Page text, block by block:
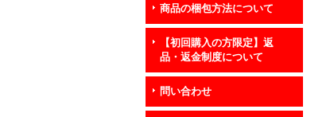
商品の梱包方法について
【初回購入の方限定】返
品・返金制度について
問い合わせ